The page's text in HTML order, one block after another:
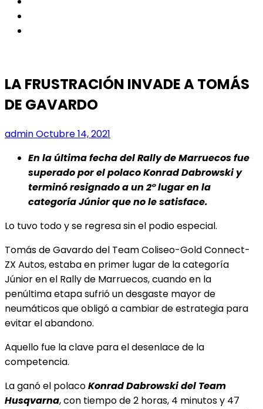
LA FRUSTRACIÓN INVADE A TOMÁS
DE GAVARDO
adminOctubre 14, 2021
En la última fecha del Rally de Marruecos fue
superado por el polaco Konrad Dabrowski y
terminó resignado a un 2° lugar en la
categoría Júnior que no le satisface.
Lo tuvo todo y se regresa sin el podio especial.
Tomás de Gavardo del Team Coliseo-Gold Connect-
ZX Autos, estaba en primer lugar de lacategoría
Júnior en el Rally de Marruecos, cuando en la
penúltima etapa sufrió un desgaste mayor de
neumáticos que obligó a cambiar de estrategia para
evitar el abandono.
Aquello fue la clave para el desenlace de la
competencia.
La ganó el polacoKonrad Dabrowski del Team
Husqvarna, con tiempo de 2 horas, 4 minutos y 47